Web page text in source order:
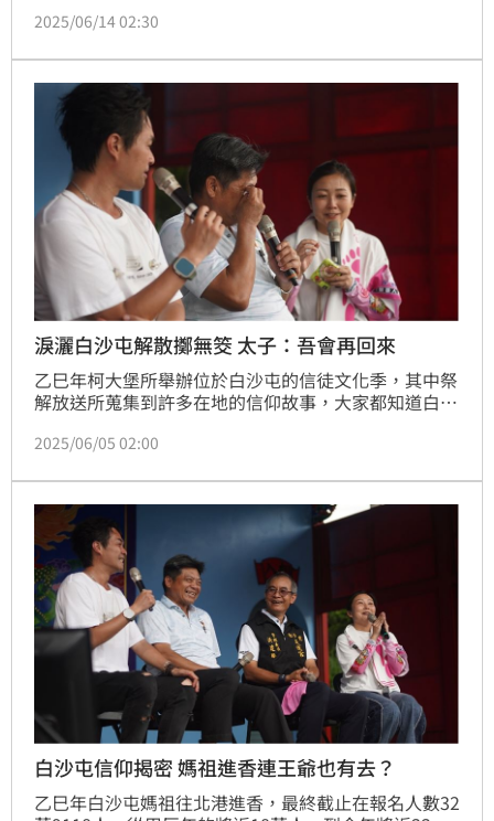
大匯演》，而6月21日將舉行國際論壇，聚焦閩南文化
宴」辦桌，邀請在地總鋪師再現桃園味；7月5日壓軸登
場的「國際龍獅邀請賽」則預計掀起夏日最震撼高潮。
2025/06/14 02:30
淚灑白沙屯解散擲無筊 太子：吾會再回來
乙巳年柯大堡所舉辦位於白沙屯的信徒文化季，其中祭
解放送所蒐集到許多在地的信仰故事，大家都知道白沙
太子會嗎？
2025/06/05 02:00
白沙屯信仰揭密 媽祖進香連王爺也有去？
乙巳年白沙屯媽祖往北港進香，最終截止在報名人數32